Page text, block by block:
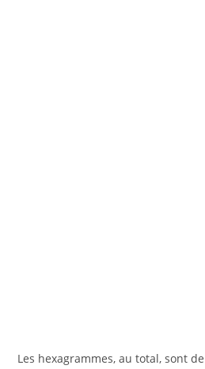
Les hexagrammes, au total, sont